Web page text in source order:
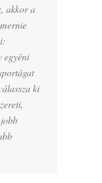
akkor a
egyéni
ki